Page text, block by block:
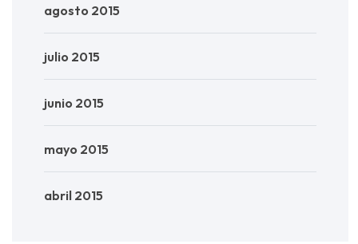
agosto 2015
julio 2015
junio 2015
mayo 2015
abril 2015